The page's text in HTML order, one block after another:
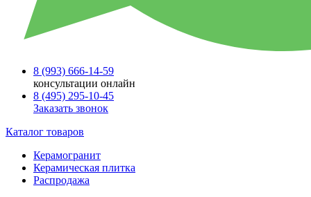
8 (993) 666-14-59
консультации онлайн
8 (495) 295-10-45
Заказать звонок
Каталог товаров
Керамогранит
Керамическая плитка
Распродажа